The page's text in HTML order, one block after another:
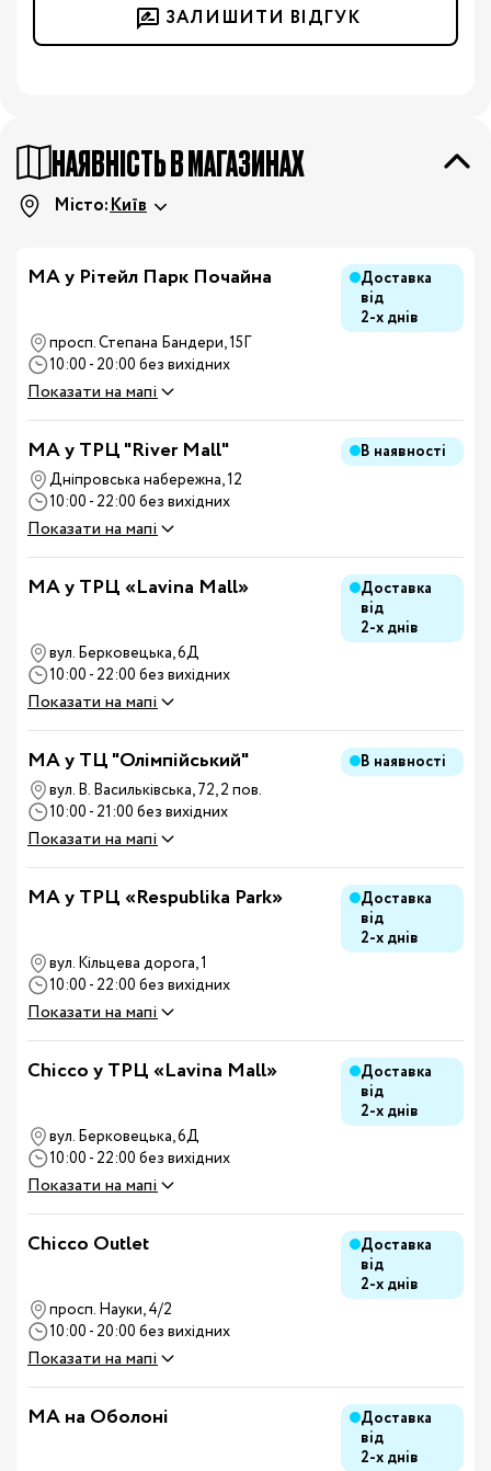
ЗАЛИШИТИ ВІДГУК
НАЯВНІСТЬ В МАГАЗИНАХ
Місто:Київ
МА у Рітейл Парк Почайна
Доставка
від
2-х днів
просп. Степана Бандери, 15Г
10:00 - 20:00 без вихідних
Показати на мапі
MA у ТРЦ "River Mall"
В наявності
Дніпровська набережна, 12
10:00 - 22:00 без вихідних
Показати на мапі
MA у ТРЦ «Lavina Mall»
Доставка
від
2-х днів
вул. Берковецька, 6Д
10:00 - 22:00 без вихідних
Показати на мапі
MA у ТЦ "Олімпійський"
В наявності
вул. В. Васильківська, 72, 2 пов.
10:00 - 21:00 без вихідних
Показати на мапі
MA у ТРЦ «Respublika Park»
Доставка
від
2-х днів
вул. Кільцева дорога, 1
10:00 - 22:00 без вихідних
Показати на мапі
Chicco у ТРЦ «Lavina Mall»
Доставка
від
2-х днів
вул. Берковецька, 6Д
10:00 - 22:00 без вихідних
Показати на мапі
Chicco Outlet
Доставка
від
2-х днів
просп. Науки, 4/2
10:00 - 20:00 без вихідних
Показати на мапі
MA на Оболоні
Доставка
від
2-х днів